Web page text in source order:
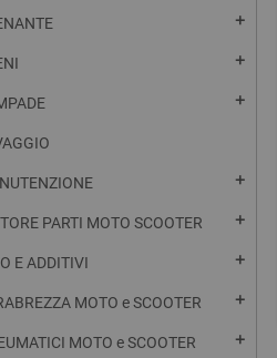
add
add
add
add
PARTI MOTO SCOOTER add
E ADDITIVI add
MOTO e SCOOTER add
MOTO e SCOOTER add